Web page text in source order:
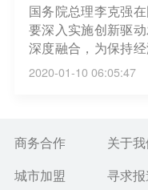
国务院总理李克强
要深入实施创新驱
深度融合，为保持
发展提供强大动力
攻关和成果转化，
疾病防控、环境治
2020-01-10 06:05:47
商务合作 关于
城市加盟
寻求报